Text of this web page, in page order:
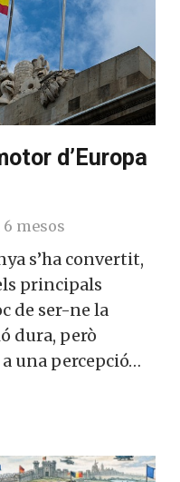
d’Europa
6 mesos
s’ha convertit,
principals
de ser-ne la
dura, però
una percepció…